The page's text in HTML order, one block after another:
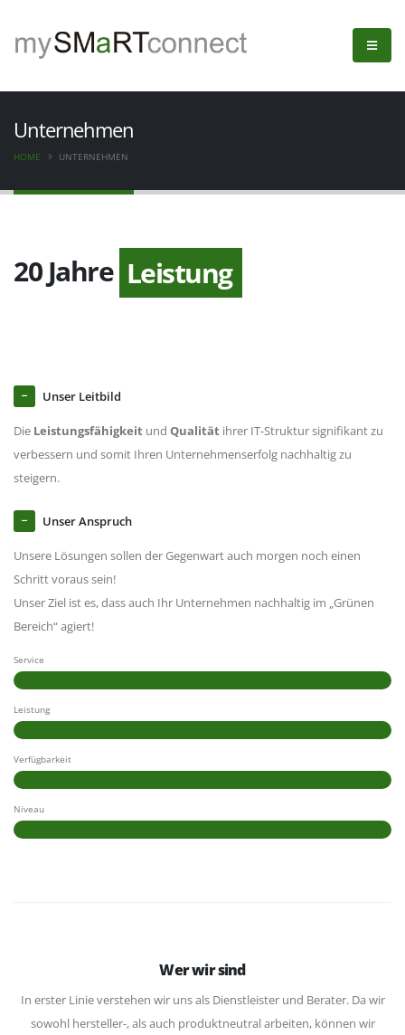
Unternehmen
HOME UNTERNEHMEN
20 Jahre Leistung
Unser Leitbild
Die Leistungsfähigkeit und Qualität ihrer IT-Struktur signifikant zu
verbessern und somit Ihren Unternehmenserfolg nachhaltig zu
steigern.
Unser Anspruch
Unsere Lösungen sollen der Gegenwart auch morgen noch einen
Schritt voraus sein!
Unser Ziel ist es, dass auch Ihr Unternehmen nachhaltig im „Grünen
Bereich“ agiert!
Service
Leistung
Verfügbarkeit
Niveau
Wer wir sind
In erster Linie verstehen wir uns als Dienstleister und Berater. Da wir
sowohl hersteller-, als auch produktneutral arbeiten, können wir